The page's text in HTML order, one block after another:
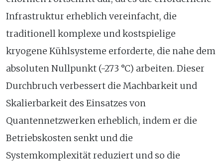
Infrastruktur erheblich vereinfacht, die
traditionell komplexe und kostspielige
kryogene Kühlsysteme erforderte, die nahe dem
absoluten Nullpunkt (-273 °C) arbeiten. Dieser
Durchbruch verbessert die Machbarkeit und
Skalierbarkeit des Einsatzes von
Quantennetzwerken erheblich, indem er die
Betriebskosten senkt und die
Systemkomplexität reduziert und so die